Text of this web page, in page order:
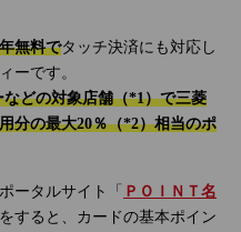
無料でタッチ決済にも対応し
ーです。
どの対象店舗（*1）で三菱
分の最大20％（*2）相当のポ
ータルサイト「
ＰＯＩＮＴ名
すると、カードの基本ポイン